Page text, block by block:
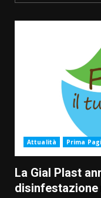
Attualità Prima
La Gial Plast